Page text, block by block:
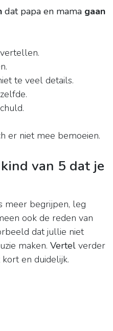
dat papa en mama gaan
te veel details.
er niet mee bemoeien.
van 5 dat je
meer begrijpen, leg
ook de reden van
dat jullie niet
maken. Vertel verder
en duidelijk.